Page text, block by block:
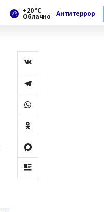
+20 °С
Облачно Антитеррор